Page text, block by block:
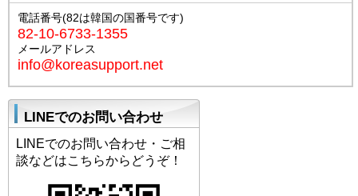
電話番号(82は韓国の国番号です)
82-10-6733-1355
メールアドレス
info@koreasupport.net
LINEでのお問い合わせ
LINEでのお問い合わせ・ご相
談などはこちらからどうぞ！